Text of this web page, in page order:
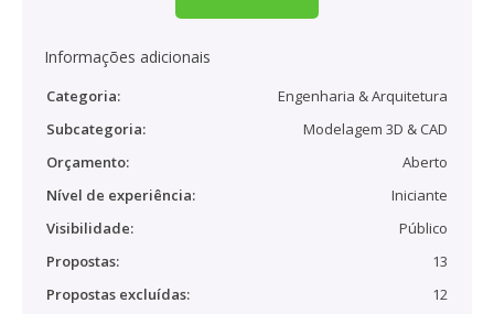
Informações adicionais
Categoria:
Engenharia & Arquitetura
Subcategoria:
Modelagem 3D & CAD
Orçamento:
Aberto
Nível de experiência:
Iniciante
Visibilidade:
Público
Propostas:
13
Propostas excluídas:
12